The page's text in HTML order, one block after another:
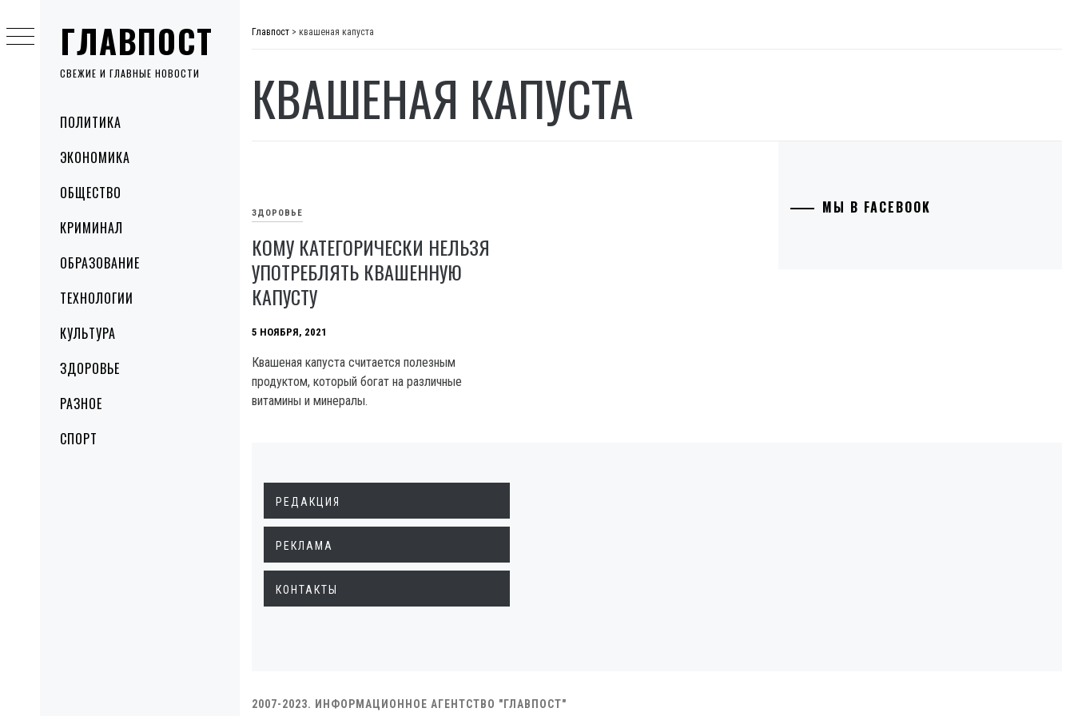
ГЛАВПОСТ
СВЕЖИЕ И ГЛАВНЫЕ НОВОСТИ
MenuПОЛИТИКА
ЭКОНОМИКА
ОБЩЕСТВО
КРИМИНАЛ
ОБРАЗОВАНИЕ
ТЕХНОЛОГИИ
КУЛЬТУРА
ЗДОРОВЬЕ
РАЗНОЕ
СПОРТ
to
content
Главпост > квашеная капуста
КВАШЕНАЯ КАПУСТА
ЗДОРОВЬЕ
КОМУ КАТЕГОРИЧЕСКИ НЕЛЬЗЯ
УПОТРЕБЛЯТЬ КВАШЕННУЮ
КАПУСТУ
5 НОЯБРЯ, 2021
Квашеная капуста считается полезным
продуктом, который богат на различные
витамины и минералы.
МЫ В FACEBOOK
РЕДАКЦИЯ
РЕКЛАМА
КОНТАКТЫ
2007-2023. ИНФОРМАЦИОННОЕ АГЕНТСТВО "ГЛАВПОСТ"